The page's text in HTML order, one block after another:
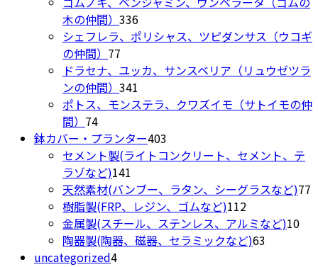
の
商
木の仲間） 336336
個
商
シェフレラ、ポリシャス、ツピダンサス（ウコギ
の仲間） 77
個
の
商
ドラセナ、ユッカ、サンスベリア（リュウゼツラ
ンの仲間） 341
個
商
品
ポトス、モンステラ、クワズイモ（サトイモの仲
間） 7474
個
の
商
品
鉢カバー・プランター403
個
商
品
セメント製(ライトコンクリート、セメント、テ
ラゾなど)141
個
の
商
品
天然素材(バンブー、ラタン、シーグラスなど)77
樹脂製(FRP、レジン、ゴムなど)112112
個
の
金属製(スチール、ステンレス、アルミなど)1010
陶器製(陶器、磁器、セラミックなど)63
uncategorized44